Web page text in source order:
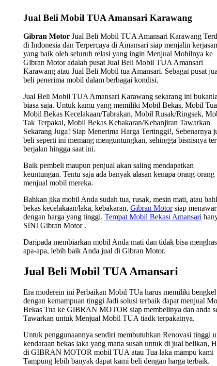
Jual Beli Mobil TUA Amansari Karawang
Gibran Motor Jual Beli Mobil TUA Amansari Karawang
di Indonesia dan Terpercaya di Amansari siap menjalin
yang baik oleh seluruh relasi yang ingin Menjual Mobilnya ke
Gibran Motor adalah pusat Jual Beli Mobil TUA Amansari
Karawang atau Jual Beli Mobil tua Amansari. Sebagai pusat
beli penerima mobil dalam berbagai kondisi.
Jual Beli Mobil TUA Amansari Karawang sekarang ini
biasa saja. Untuk kamu yang memiliki Mobil Bekas, Mobil
Mobil Bekas Kecelakaan/Tabrakan, Mobil Rusak/Ringsek,
Tak Terpakai, Mobil Bekas Kebakaran/Kebanjiran Tawarkan
Sekarang Juga! Siap Menerima Harga Tertinggi!, Sebenarnya
beli seperti ini memang menguntungkan, sehingga bisnisnya
berjalan hingga saat ini.
Baik pembeli maupun penjual akan saling mendapatkan
keuntungan. Tentu saja ada banyak alasan kenapa orang-orang
menjual mobil mereka.
Bahkan jika mobil Anda sudah tua, rusak, mesin mati, atau
bekas kecelakaan/laka, kebakaran, Gibran Motorsiap
dengan harga yang tinggi. Tempat Mobil Bekasi Amansari
SINI Gibran Motor .
Daripada membiarkan mobil Anda mati dan tidak bisa
apa-apa, lebih baik Anda jual di Gibran Motor.
Jual Beli Mobil TUA Amansari
Era moderein ini Perbaikan Mobil TUa harus memiliki bengkel
dengan kemampuan tinggi Jadi solusi terbaik dapat menjual
Bekas Tua ke GIBRAN MOTOR siap membelinya dan anda
Tawarkan untuk Menjual Mobil TUA tiadk terpakainya.
Untuk penggunaannya sendiri membutuhkan Renovasi tinggi
kendaraan bekas laka yang mana susah untuk di jual belikan,
di GIBRAN MOTOR mobil TUA atau Tua laka mampu kami
Tampung lebih banyak dapat kami beli dengan harga terbaik.